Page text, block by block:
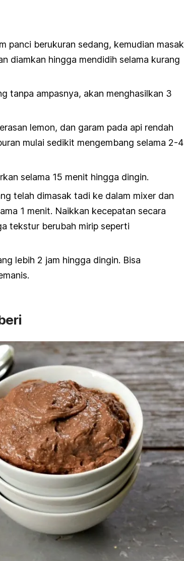
panci berukuran sedang, kemudian masak
diamkan hingga mendidih selama kurang
tanpa ampasnya, akan menghasilkan 3
lemon, dan garam pada api rendah
mulai sedikit mengembang selama 2-4
selama 15 menit hingga dingin.
telah dimasak tadi ke dalam mixer dan
1 menit. Naikkan kecepatan secara
tekstur berubah mirip seperti
lebih 2 jam hingga dingin. Bisa